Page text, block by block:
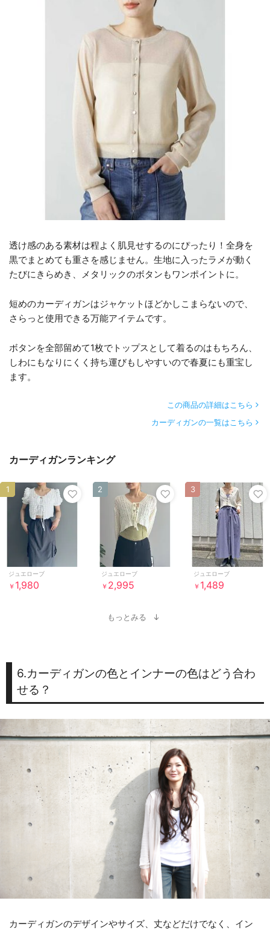
透け感のある素材は程よく肌見せするのにぴったり！全身を
黒でまとめても重さを感じません。生地に入ったラメが動く
たびにきらめき、メタリックのボタンもワンポイントに。
短めのカーディガンはジャケットほどかしこまらないので、
さらっと使用できる万能アイテムです。
ボタンを全部留めて1枚でトップスとして着るのはもちろん、
しわにもなりにくく持ち運びもしやすいので春夏にも重宝し
ます。
この商品の詳細はこちら
カーディガンの一覧はこちら
カーディガンランキング
ジュエローブ
￥ 1,980
1
ジュエローブ
￥ 2,995
2
ジュエローブ
￥ 1,489
3
もっとみる
6.カーディガンの色とインナーの色はどう合わ
せる？
カーディガンのデザインやサイズ、丈などだけでなく、イン